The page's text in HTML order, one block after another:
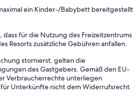
ein Kinder-/Babybett bereitgestellt
dass für die Nutzung des Freizeitzentrums
Resorts zusätzliche Gebühren anfallen.
stornierst, gelten die
des Gastgebers. Gemäß den EU-
Verbraucherrechte unterliegen
für Unterkünfte nicht dem Widerrufsrecht.